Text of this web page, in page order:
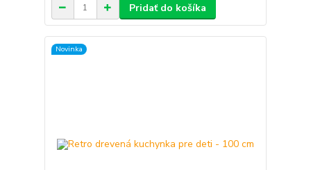
Pridať do košíka
Novinka